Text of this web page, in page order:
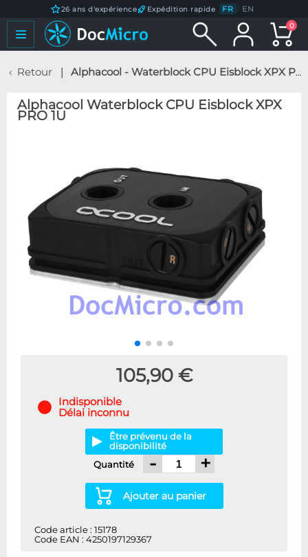
26 ans d'expérience Expédition rapide FR / EN
0
Retour Alphacool - Waterblock CPU Eisblock XPX PRO 1U
Alphacool Waterblock CPU Eisblock XPX
PRO 1U
105,90 €
Indisponible
Délai inconnu
Être prévenu de la
disponibilité
Quantité
- +
Ajouter au panier
Code article : 15178
Code EAN : 4250197129367